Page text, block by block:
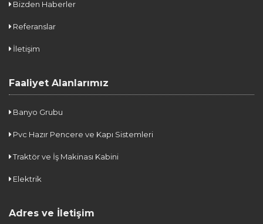
Bizden Haberler
Referanslar
İletişim
Faaliyet Alanlarımız
Banyo Grubu
Pvc Hazır Pencere ve Kapı Sistemleri
Traktör ve İş Makinası Kabini
Elektrik
Adres ve İletişim